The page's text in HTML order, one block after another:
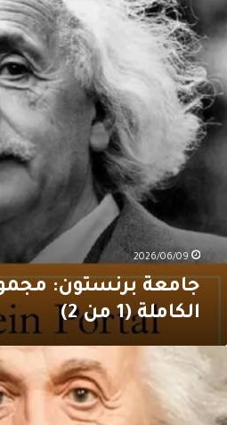
آينشتاين
الكاملة
(1
2)
2026/06/09
جامعة برنستون:
الكاملة (1 من 2)
آينشتاين:
درَّاجة”